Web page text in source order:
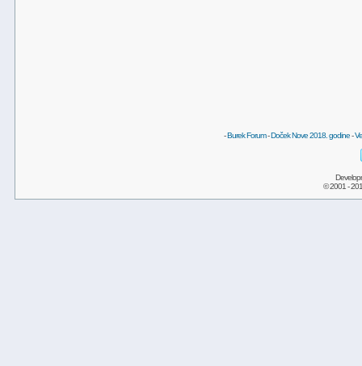
-Burek Forum-Doček Nove 2018. godine-
© 2001 -